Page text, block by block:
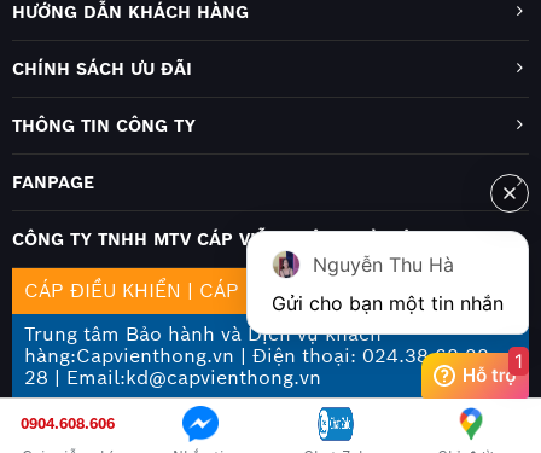
0904.608.606
HƯỚNG DẪN KHÁCH HÀNG
CHÍNH SÁCH ƯU ĐÃI
THÔNG TIN CÔNG TY
FANPAGE
CÔNG TY TNHH MTV CÁP VIỄN THÔNG HÀ NỘI
CÁP ĐIỀU KHIỂN | CÁP MẠNG |CÁP QUANG
Trung tâm Bảo hành và Dịch vụ khách
hàng:Capvienthong.vn | Điện thoại: 024.38 68 28
28 | Email:kd@capvienthong.vn
Nguyễn Thu Hà
Gửi cho bạn một tin nhắn
1